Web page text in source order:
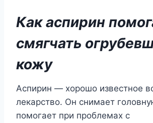
Как аспирин
смягчать
кожу
Аспирин — хорошо известное
лекарство. Он снимает
помогает при проблемах с